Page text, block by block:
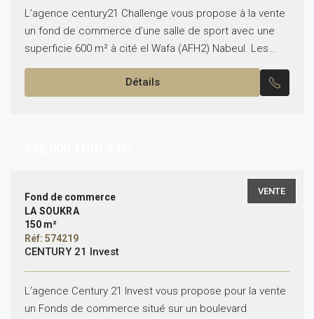
L’agence century21 Challenge vous propose à la vente
un fond de commerce d’une salle de sport avec une
superficie 600 m² à cité el Wafa (AFH2) Nabeul. Les
aménagements sont détaillés comme...
Détails
VENTE
Fond de commerce
LA SOUKRA
150 m²
Réf: 574219
CENTURY 21 Invest
L’agence Century 21 Invest vous propose pour la vente
un Fonds de commerce situé sur un boulevard